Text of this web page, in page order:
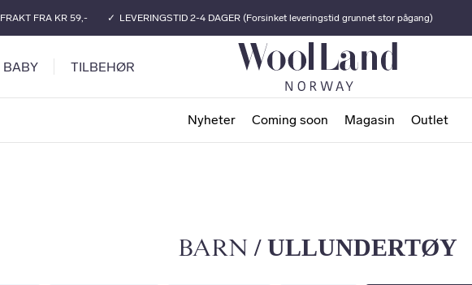
FRAKT FRA KR 59,- LEVERINGSTID 2-4 DAGER (Forsinket leveringstid grunnet stor pågang)
BABY TILBEHØR
Nyheter Coming soon Magasin Outlet
BARN / ULLUNDERTØY